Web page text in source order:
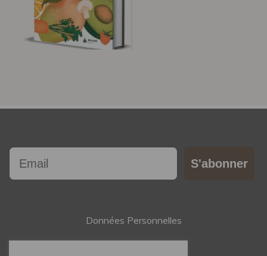
Email
S'abonner
Données Personnelles